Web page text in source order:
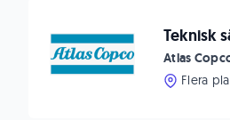
Atlas
Flera